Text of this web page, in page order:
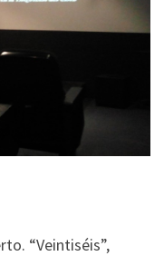
“Veintiséis”,